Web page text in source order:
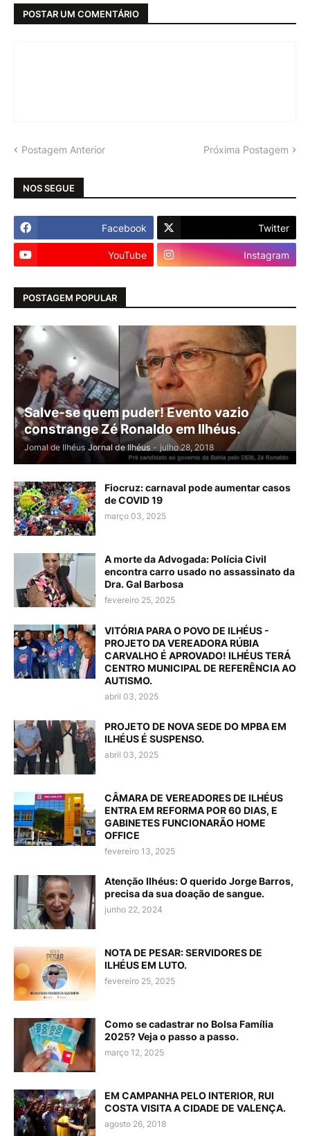
POSTAR UM COMENTÁRIO
Postagem Anterior Próxima Postagem
NOS SEGUE
Facebook Twitter
YouTube Instagram
POSTAGEM POPULAR
Salve-se quem puder! Evento vazio
constrange Zé Ronaldo em Ilhéus.
Jornal de Ilhéus Jornal de Ilhéus - julho 28, 2018
Fiocruz: carnaval pode aumentar casos
de COVID 19
março 03, 2025
A morte da Advogada: Polícia Civil
encontra carro usado no assassinato da
Dra. Gal Barbosa
fevereiro 25, 2025
VITÓRIA PARA O POVO DE ILHÉUS -
PROJETO DA VEREADORA RÚBIA
CARVALHO É APROVADO! ILHÉUS TERÁ
CENTRO MUNICIPAL DE REFERÊNCIA AO
AUTISMO.
abril 03, 2025
PROJETO DE NOVA SEDE DO MPBA EM
ILHÉUS É SUSPENSO.
abril 03, 2025
CÂMARA DE VEREADORES DE ILHÉUS
ENTRA EM REFORMA POR 60 DIAS, E
GABINETES FUNCIONARÃO HOME
OFFICE
fevereiro 13, 2025
Atenção Ilhéus: O querido Jorge Barros,
precisa da sua doação de sangue.
junho 22, 2024
NOTA DE PESAR: SERVIDORES DE
ILHÉUS EM LUTO.
fevereiro 25, 2025
Como se cadastrar no Bolsa Família
2025? Veja o passo a passo.
março 12, 2025
EM CAMPANHA PELO INTERIOR, RUI
COSTA VISITA A CIDADE DE VALENÇA.
agosto 26, 2018